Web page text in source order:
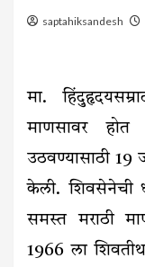
saptahiksandesh
मा.
माणसावर होत
उठवण्यासाठी 19
केली. शिवसेनेची
समस्त मराठी
1966 ला